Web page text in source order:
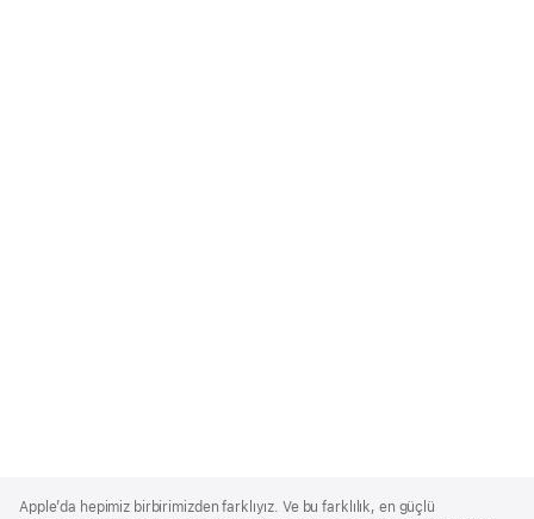
Footer
Apple’da hepimiz birbirimizden farklıyız. Ve bu farklılık, en güçlü